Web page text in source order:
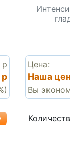
р Цена:
Наша
Вы